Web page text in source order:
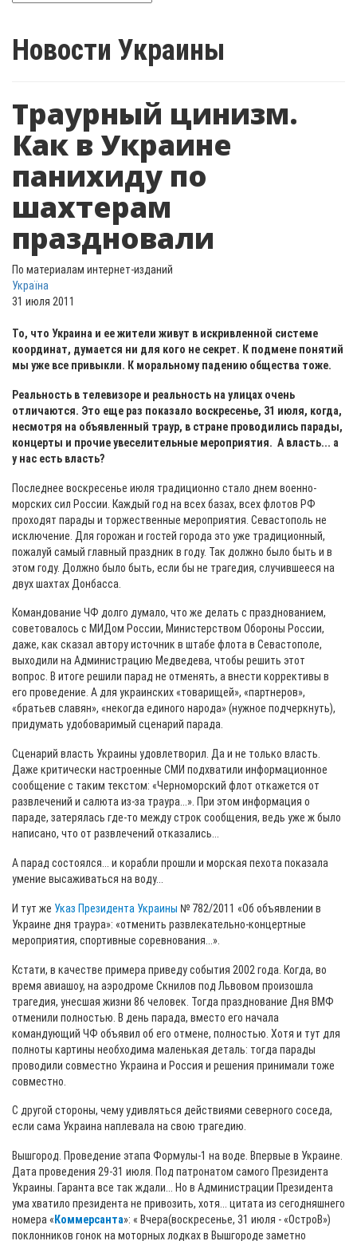
Новости Украины
Траурный цинизм.
Как в Украине
панихиду по
шахтерам
праздновали
По материалам интернет-изданий
Україна
31 июля 2011
То, что Украина и ее жители живут в искривленной системе
координат, думается ни для кого не секрет. К подмене понятий
мы уже все привыкли. К моральному падению общества тоже.
Реальность в телевизоре и реальность на улицах очень
отличаются. Это еще раз показало воскресенье, 31 июля, когда,
несмотря на объявленный траур, в стране проводились парады,
концерты и прочие увеселительные мероприятия. А власть... а
у нас есть власть?
Последнее воскресенье июля традиционно стало днем военно-
морских сил России. Каждый год на всех базах, всех флотов РФ
проходят парады и торжественные мероприятия. Севастополь не
исключение. Для горожан и гостей города это уже традиционный,
пожалуй самый главный праздник в году. Так должно было быть и в
этом году. Должно было быть, если бы не трагедия, случившееся на
двух шахтах Донбасса.
Командование ЧФ долго думало, что же делать с празднованием,
советовалось с МИДом России, Министерством Обороны России,
даже, как сказал автору источник в штабе флота в Севастополе,
выходили на Администрацию Медведева, чтобы решить этот
вопрос. В итоге решили парад не отменять, а внести коррективы в
его проведение. А для украинских «товарищей», «партнеров»,
«братьев славян», «некогда единого народа» (нужное подчеркнуть),
придумать удобоваримый сценарий парада.
Сценарий власть Украины удовлетворил. Да и не только власть.
Даже критически настроенные СМИ подхватили информационное
сообщение с таким текстом: «Черноморский флот откажется от
развлечений и салюта из-за траура...». При этом информация о
параде, затерялась где-то между строк сообщения, ведь уже ж было
написано, что от развлечений отказались...
А парад состоялся... и корабли прошли и морская пехота показала
умение высаживаться на воду...
И тут же Указ Президента Украины № 782/2011 «Об объявлении в
Украине дня траура»: «отменить развлекательно-концертные
мероприятия, спортивные соревнования...».
Кстати, в качестве примера приведу события 2002 года. Когда, во
время авиашоу, на аэродроме Скнилов под Львовом произошла
трагедия, унесшая жизни 86 человек. Тогда празднование Дня ВМФ
отменили полностью. В день парада, вместо его начала
командующий ЧФ объявил об его отмене, полностью. Хотя и тут для
полноты картины необходима маленькая деталь: тогда парады
проводили совместно Украина и Россия и решения принимали тоже
совместно.
С другой стороны, чему удивляться действиями северного соседа,
если сама Украина наплевала на свою трагедию.
Вышгород. Проведение этапа Формулы-1 на воде. Впервые в Украине.
Дата проведения 29-31 июля. Под патронатом самого Президента
Украины. Гаранта все так ждали... Но в Администрации Президента
ума хватило президента не привозить, хотя... цитата из сегодняшнего
номера « Коммерсанта»: « Вчера(воскресенье, 31 июля - «ОстроВ»)
поклонников гонок на моторных лодках в Вышгороде заметно